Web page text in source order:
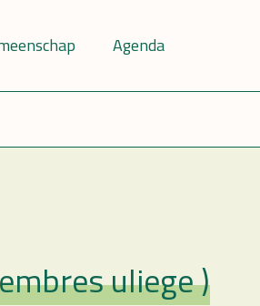
Agenda
uliege )